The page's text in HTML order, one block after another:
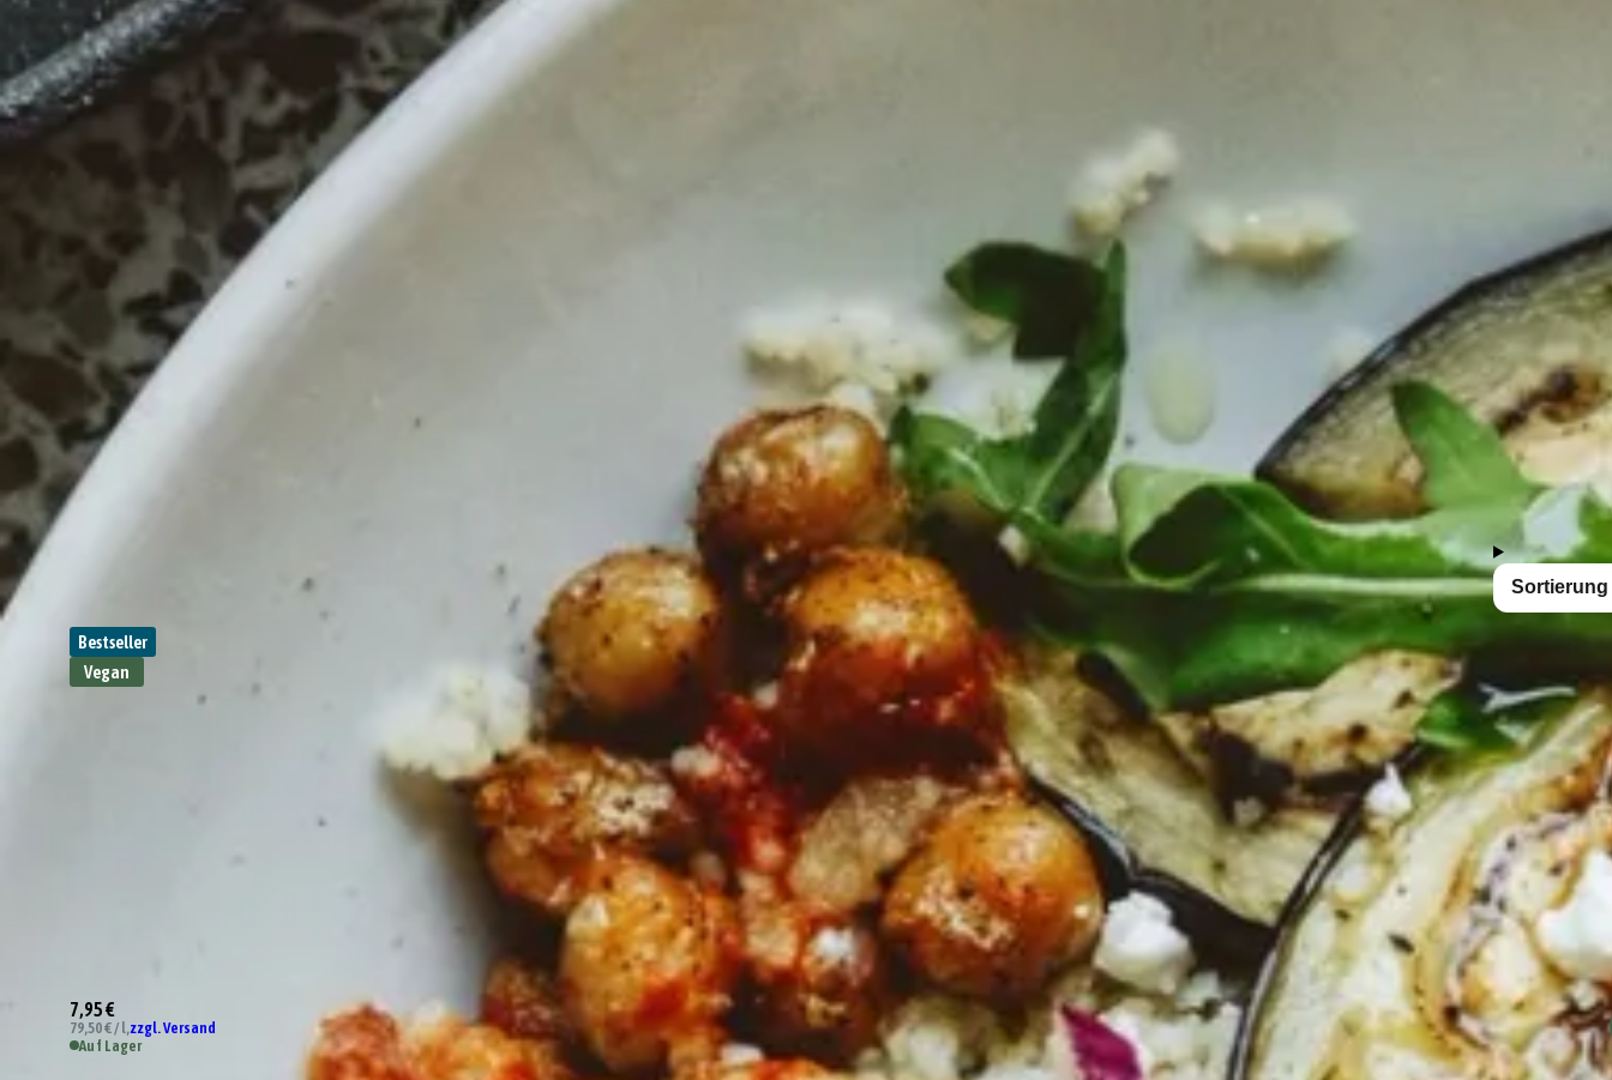
Fruchtessige
Finde den perfekten Fruchtessig bei Gepp's. Unsere Fruchtessige sind köstlich für Marinaden, Dressings und Desserts. Genieße den
sommerlichen Geschmack unserer Fruchtessige.
Unsere Fruchtessigspezialitäten erwarten dich.
Balsamico Essige
13 Produkte
Sortierung
Bestseller
Vegan
Bio Essig-Spezialität Himbeer
7,95 €
79,50 € / l,zzgl. Versand
Auf Lager